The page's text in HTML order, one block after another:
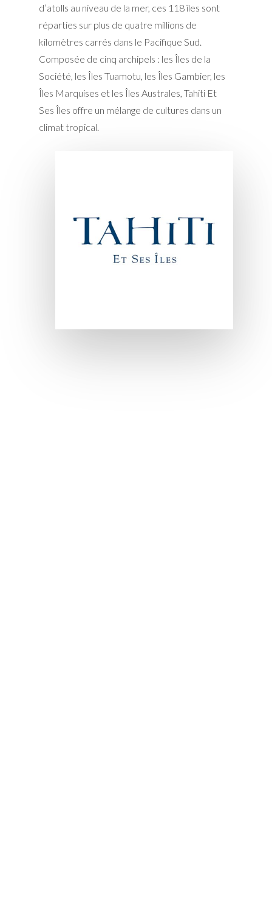
d’atolls au niveau de la mer, ces 118 îles sont
réparties sur plus de quatre millions de
kilomètres carrés dans le Pacifique Sud.
Composée de cinq archipels : les Îles de la
Société, les Îles Tuamotu, les Îles Gambier, les
Îles Marquises et les Îles Australes,Tahiti Et
Ses Îles offre un mélange de cultures dans un
climat tropical.